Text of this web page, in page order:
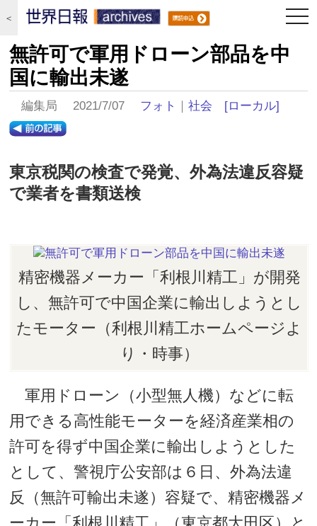
＜
無許可で軍用ドローン部品を中
国に輸出未遂
編集局 2021/7/07 フォト ｜社会 [ローカル]
東京税関の検査で発覚、外為法違反容疑
で業者を書類送検
精密機器メーカー「利根川精工」が開発
し、無許可で中国企業に輸出しようとし
たモーター（利根川精工ホームページよ
り・時事）
軍用ドローン（小型無人機）などに転
用できる高性能モーターを経済産業相の
許可を得ず中国企業に輸出しようとした
として、警視庁公安部は６日、外為法違
反（無許可輸出未遂）容疑で、精密機器メ